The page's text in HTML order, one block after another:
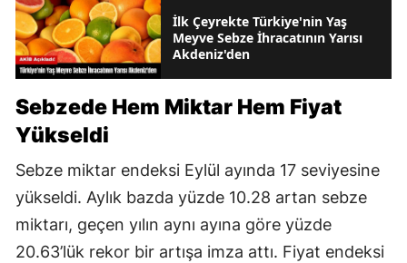
İlk Çeyrekte Türkiye'nin Yaş
Meyve Sebze İhracatının Yarısı
Akdeniz'den
Sebzede Hem Miktar Hem Fiyat
Yükseldi
Sebze miktar endeksi Eylül ayında 17 seviyesine
yükseldi. Aylık bazda yüzde 10.28 artan sebze
miktarı, geçen yılın aynı ayına göre yüzde
20.63’lük rekor bir artışa imza attı. Fiyat endeksi